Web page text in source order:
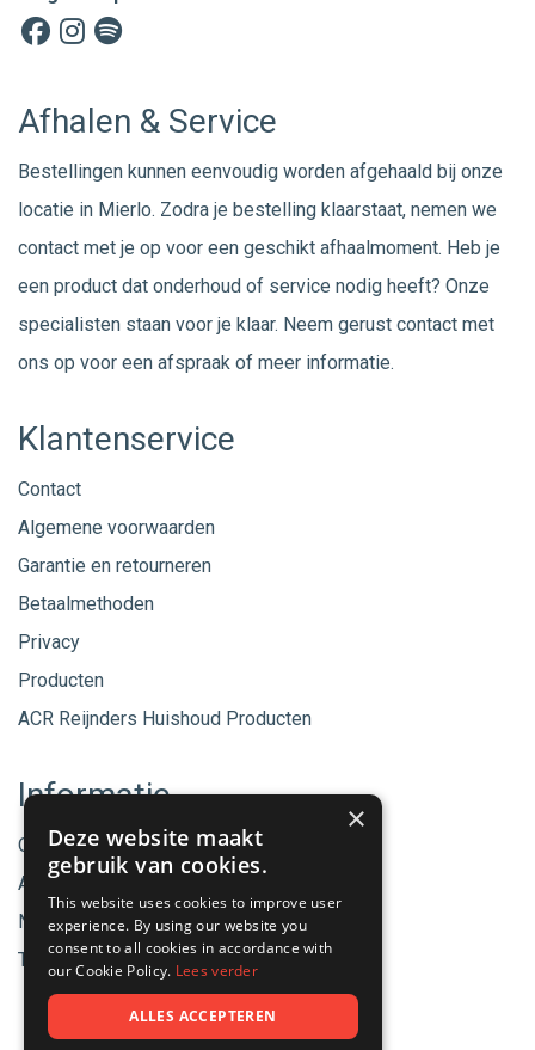
Afhalen & Service
Bestellingen kunnen eenvoudig worden afgehaald bij onze
locatie in Mierlo. Zodra je bestelling klaarstaat, nemen we
contact met je op voor een geschikt afhaalmoment. Heb je
een product dat onderhoud of service nodig heeft? Onze
specialisten staan voor je klaar. Neem gerust contact met
ons op voor een afspraak of meer informatie.
Klantenservice
Contact
Algemene voorwaarden
Garantie en retourneren
Betaalmethoden
Privacy
Producten
ACR Reijnders Huishoud Producten
Informatie
Onze merken
Aanbiedingen
Nieuwe producten
Tips & Nieuws
×
Deze website maakt
gebruik van cookies.
This website uses cookies to improve user
experience. By using our website you
consent to all cookies in accordance with
our Cookie Policy. Lees verder
ALLES ACCEPTEREN